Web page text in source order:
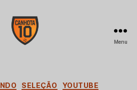
Menu
Categorias
SELEÇÃO YOUTUBE